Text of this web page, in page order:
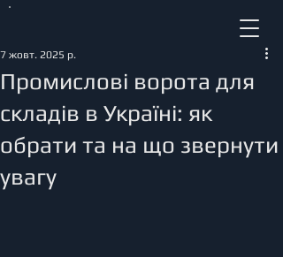
Промислові ворота для
складів в Україні: як
обрати та на що звернути
увагу
7 жовт. 2025 р.